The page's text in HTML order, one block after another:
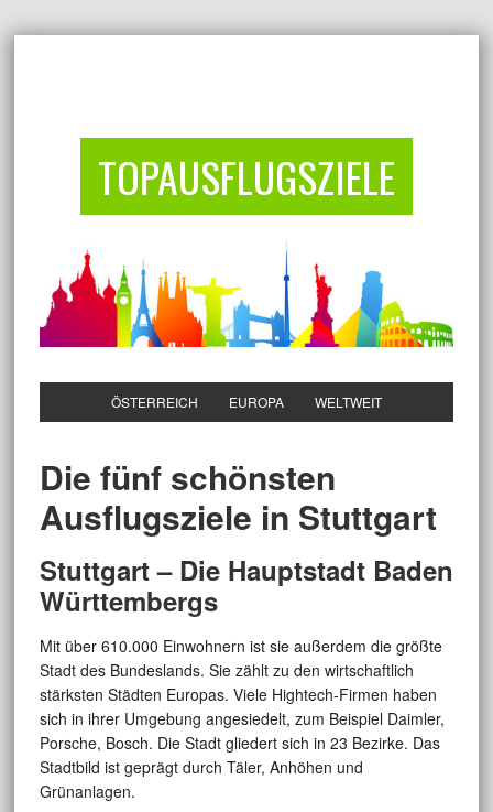
TOPAUSFLUGSZIELE
ÖSTERREICH EUROPA WELTWEIT
Die fünf schönsten
Ausflugsziele in Stuttgart
Stuttgart – Die Hauptstadt Baden
Württembergs
Mit über 610.000 Einwohnern ist sie außerdem die größte
Stadt des Bundeslands. Sie zählt zu den wirtschaftlich
stärksten Städten Europas. Viele Hightech-Firmen haben
sich in ihrer Umgebung angesiedelt, zum Beispiel Daimler,
Porsche, Bosch. Die Stadt gliedert sich in 23 Bezirke. Das
Stadtbild ist geprägt durch Täler, Anhöhen und
Grünanlagen.